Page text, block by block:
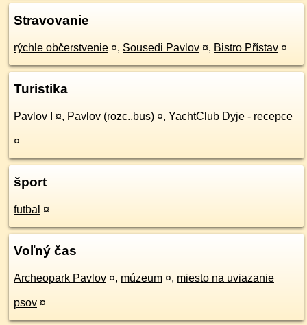
Stravovanie
rýchle občerstvenie ¤, Sousedi Pavlov ¤, Bistro Přístav ¤
Turistika
Pavlov I ¤, Pavlov (rozc.,bus) ¤, YachtClub Dyje - recepce
¤
šport
futbal ¤
Voľný čas
Archeopark Pavlov ¤, múzeum ¤, miesto na uviazanie
psov ¤